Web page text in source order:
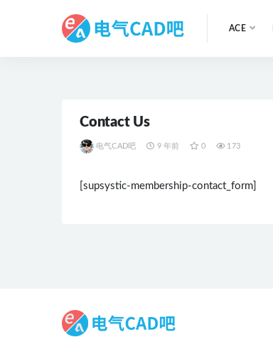
ACE
Contact Us
电气CAD吧 9 年前 0 173
[supsystic-membership-contact_form]